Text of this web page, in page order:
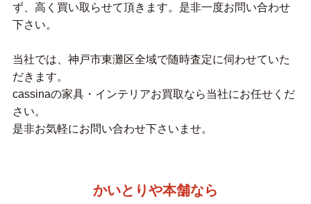
ず、高く買い取らせて頂きます。是非一度お問い合わせ
下さい。
当社では、神戸市東灘区全域で随時査定に伺わせていた
だきます。
cassinaの家具・インテリアお買取なら当社にお任せくだ
さい。
是非お気軽にお問い合わせ下さいませ。
かいとりや本舗なら